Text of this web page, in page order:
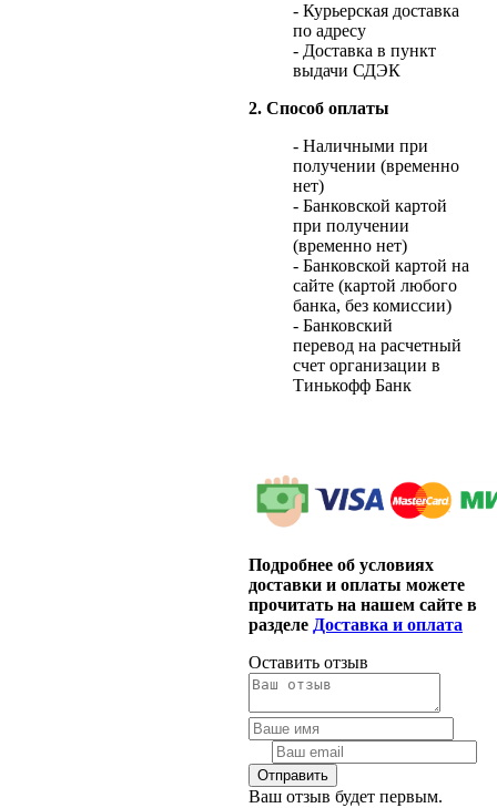
- Курьерская доставка
по адресу
- Доставка в пункт
выдачи СДЭК
2. Способ оплаты
- Наличными при
получении (временно
нет)
- Банковской картой
при получении
(временно нет)
- Банковской картой на
сайте (картой любого
банка, без комиссии)
- Банковский
перевод на расчетный
счет организации в
Тинькофф Банк
Подробнее об условиях
доставки и оплаты можете
прочитать на нашем сайте в
разделе Доставка и оплата
Оставить отзыв
Ваш отзыв будет первым.